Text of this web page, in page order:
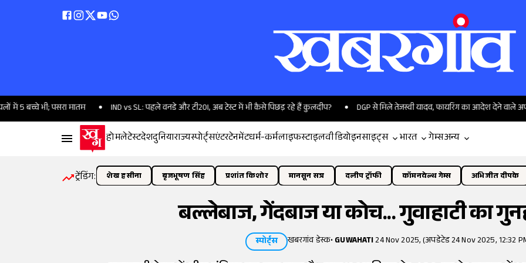
मातम IND vs SL: पहले वनडे और टी20I, अब टेस्ट में भी कैसे पिछड़ रहे हैं कुलदीप? DGP से मिले तेजस्वी यादव, फायरिंग का आदेश देने वाले अफसरों पर
होमलेटेस्टदेशदुनियाराज्यस्पोर्ट्सएंटरटेनमेंटधर्म-कर्मलाइफस्टाइलवीडियोइनसाइट्स भारत गेम्सअन्य
ट्रेंडिंग: शेख हसीना बृजभूषण सिंह प्रशांत किशोर मानसून सत्र दलीप ट्रॉफी कॉमनवेल्थ गेम्स अभिजीत दीपके
बल्लेबाज, गेंदबाज या कोच... गुवाहाटी का
स्पोर्ट्स खबरगांव डेस्क•GUWAHATI24 Nov 2025, (अपडेटेड 24 Nov 2025, 12:32